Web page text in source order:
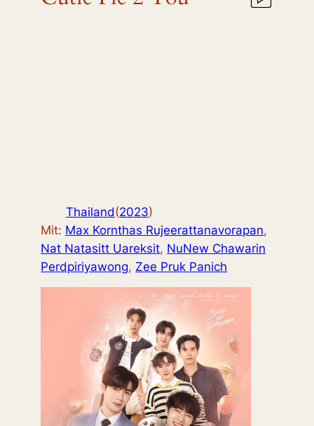
Thailand(2023)
Mit: Max Kornthas Rujeerattanavorapan,
Nat Natasitt Uareksit, NuNew Chawarin
Perdpiriyawong, Zee Pruk Panich